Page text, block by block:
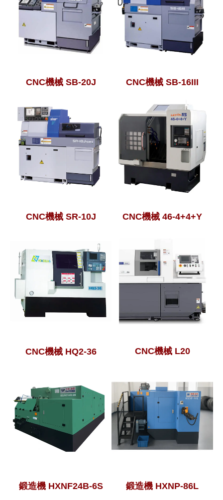
CNC機械 SB-20J CNC機械 SB-16III
CNC機械 SR-10J CNC機械 46-4+4+Y
CNC機械 HQ2-36 CNC機械 L20
鍛造機 HXNF24B-6S 鍛造機 HXNP-86L